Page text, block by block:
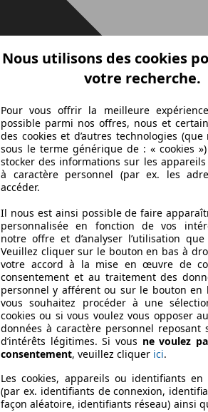
Nous utilisons des cookies
votre recherche.
Pour vous offrir la meilleure
possible parmi nos offres, nous et
des cookies et d’autres technologies
sous le terme générique de : « cookies
stocker des informations sur les
à caractère personnel (par ex. les
accéder.
Il nous est ainsi possible de faire
personnalisée en fonction de vos
notre offre et d’analyser l’utilisation
Veuillez cliquer sur le bouton en bas à
votre accord à la mise en œuvre de
consentement et au traitement des
personnel y afférent ou sur le bouton en
vous souhaitez procéder à une
cookies ou si vous voulez vous opposer
données à caractère personnel reposant
d’intérêts légitimes. Si vous ne voulez
consentement, veuillez cliquer ici.
Les cookies, appareils ou identifiants
(par ex. identifiants de connexion,
façon aléatoire, identifiants réseau) ainsi